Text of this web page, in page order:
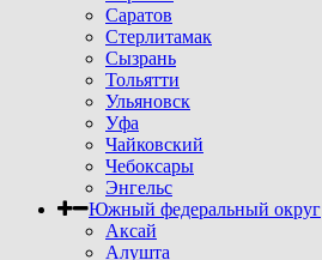
Саратов
Стерлитамак
Сызрань
Тольятти
Ульяновск
Уфа
Чайковский
Чебоксары
Энгельс
Южный федеральный округ
Аксай
Алушта